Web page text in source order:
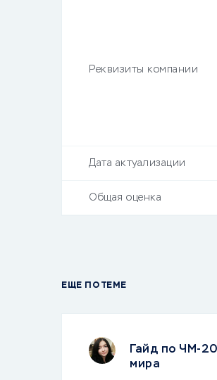
Реквизиты компании
Дата актуализации
Общая оценка
ЕЩЕ ПО ТЕМЕ
Гайд по ЧМ-
мира